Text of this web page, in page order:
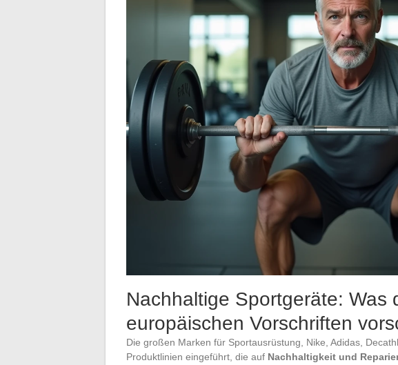
Nachhaltige Sportgeräte: Was
europäischen Vorschriften
Die großen Marken für Sportausrüstung, Nike, Adidas,
Produktlinien eingeführt, die auf Nachhaltigkeit und